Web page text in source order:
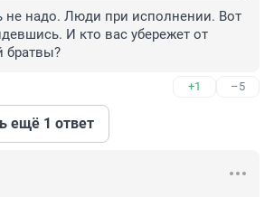
не надо. Люди при исполнении. Вот
И кто вас убережет от
братвы?
+1 –5
ещё 1 ответ